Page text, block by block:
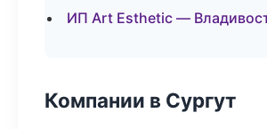
ИП Art Esthetic —
Компании в Сургут